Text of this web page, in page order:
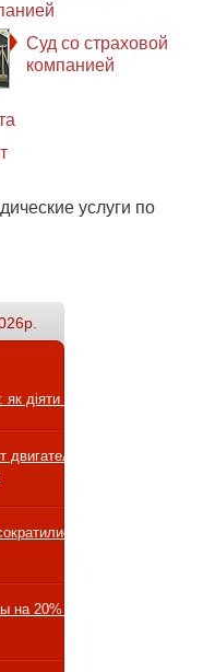
Суд со страховой
компанией
услуги по
діяти правильно?
двигателей
на 10
на 20% на авто,